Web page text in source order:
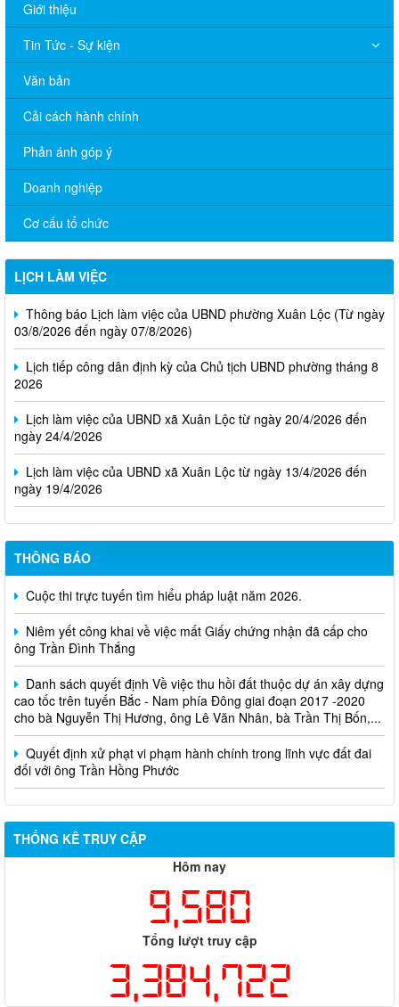
Giới thiệu
Tin Tức - Sự kiện
Văn bản
Cải cách hành chính
Phản ánh góp ý
Doanh nghiệp
Cơ cấu tổ chức
LỊCH LÀM VIỆC
Thông báo Lịch làm việc của UBND phường Xuân Lộc (Từ ngày
03/8/2026 đến ngày 07/8/2026)
Lịch tiếp công dân định kỳ của Chủ tịch UBND phường tháng 8
2026
Lịch làm việc của UBND xã Xuân Lộc từ ngày 20/4/2026 đến
ngày 24/4/2026
Lịch làm việc của UBND xã Xuân Lộc từ ngày 13/4/2026 đến
ngày 19/4/2026
THÔNG BÁO
Cuộc thi trực tuyến tìm hiểu pháp luật năm 2026.
Niêm yết công khai về việc mất Giấy chứng nhận đã cấp cho
ông Trần Đình Thắng
Danh sách quyết định Về việc thu hồi đất thuộc dự án xây dựng
cao tốc trên tuyến Bắc - Nam phía Đông giai đoạn 2017 -2020
cho bà Nguyễn Thị Hương, ông Lê Văn Nhân, bà Trần Thị Bốn,...
Quyết định xử phạt vi phạm hành chính trong lĩnh vực đất đai
đối với ông Trần Hồng Phước
THỐNG KÊ TRUY CẬP
Hôm nay
9,580
Tổng lượt truy cập
3,384,722